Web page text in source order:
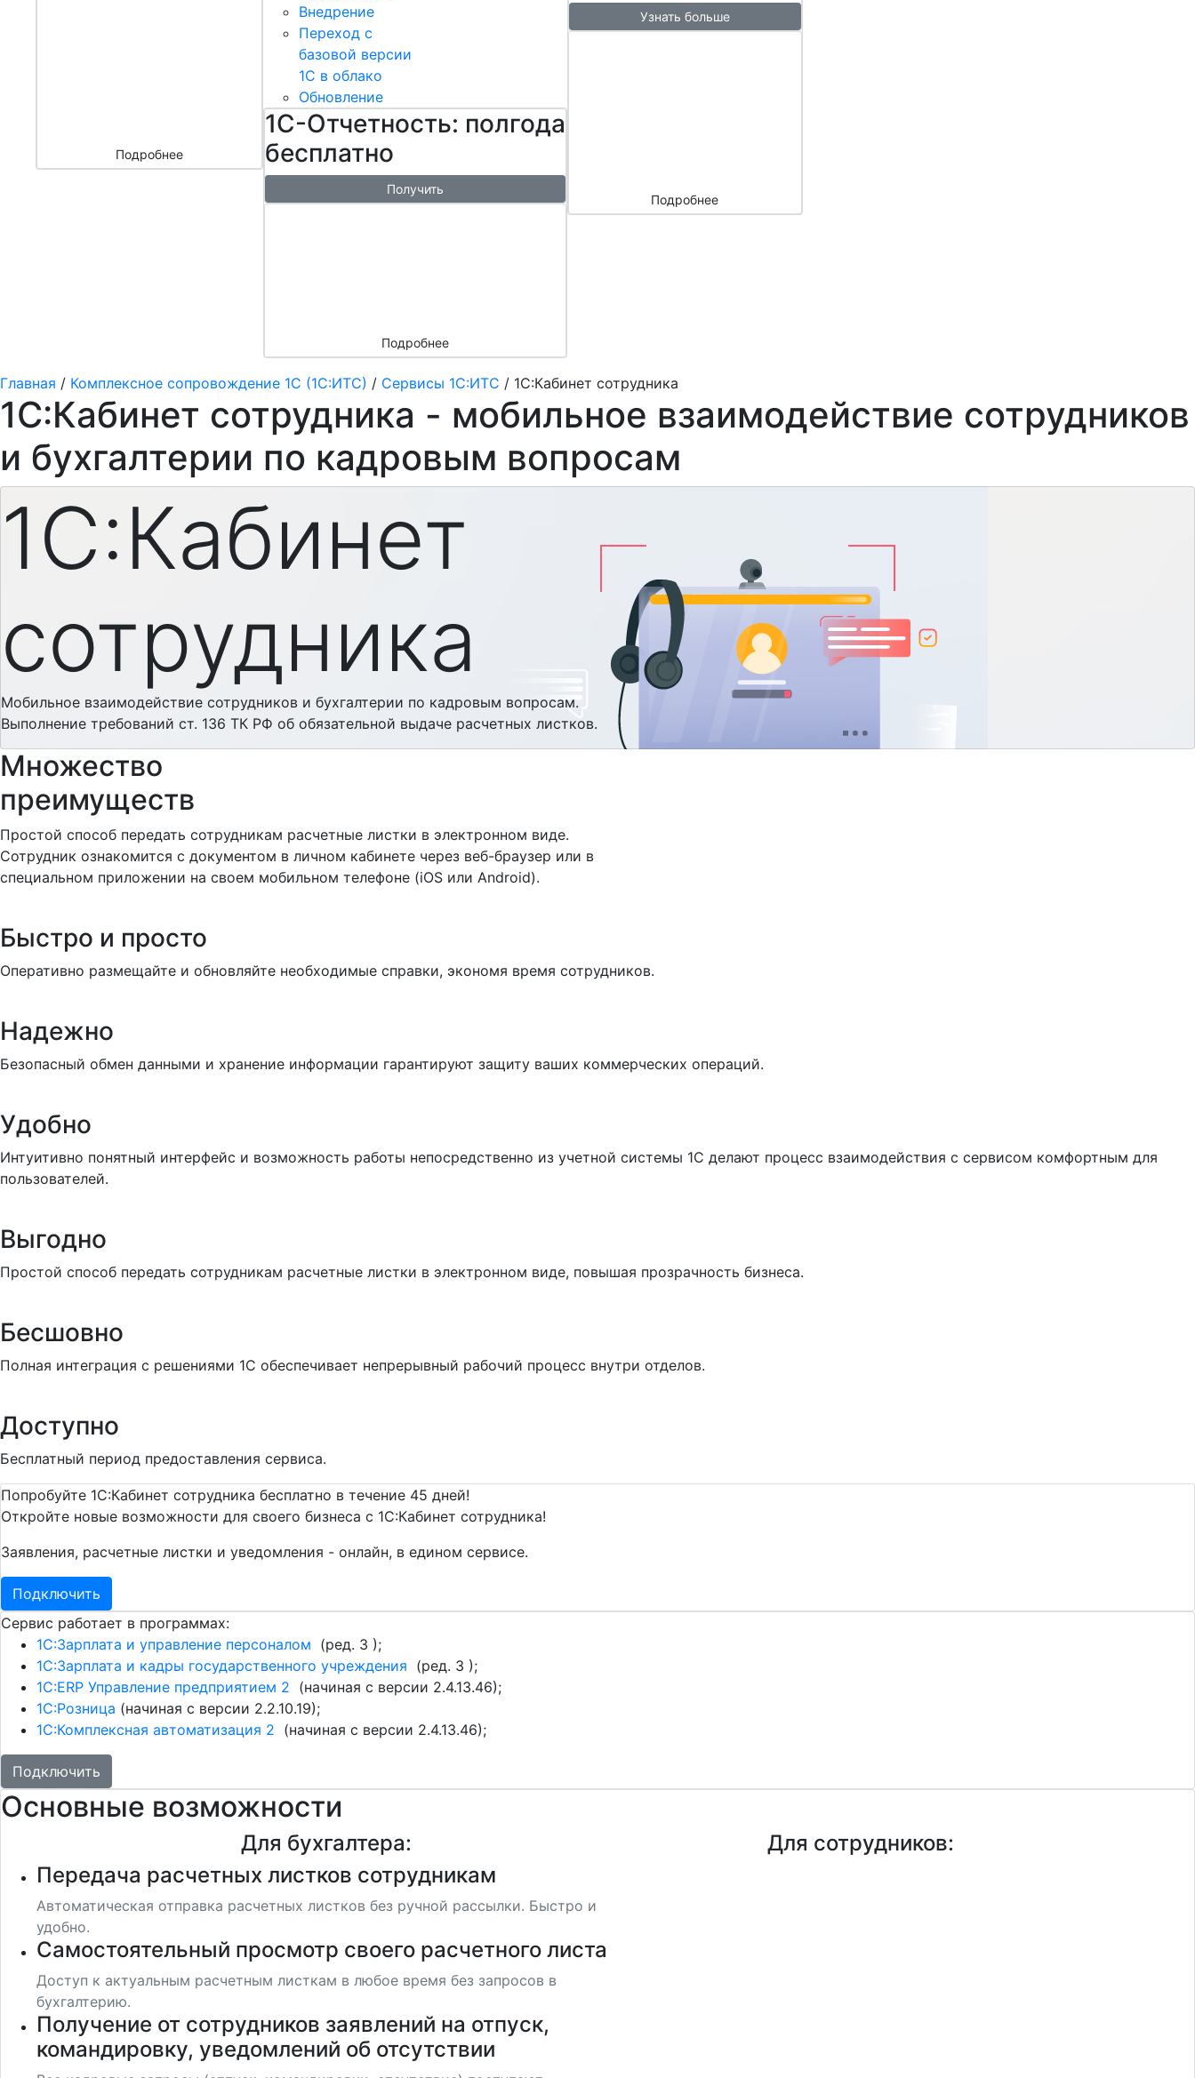
Подробнее
Внедрение
Переход с
базовой версии
1С в облако
Обновление
1С-Отчетность: полгода
бесплатно
Получить
Подробнее
Узнать больше
Подробнее
Главная / Комплексное сопровождение 1С (1С:ИТС) / Сервисы 1С:ИТС / 1С:Кабинет сотрудника
1С:Кабинет сотрудника - мобильное взаимодействие сотрудников
и бухгалтерии по кадровым вопросам
1С:Кабинет
сотрудника
Мобильное взаимодействие сотрудников и бухгалтерии по кадровым вопросам.
Выполнение требований ст. 136 ТК РФ об обязательной выдаче расчетных листков.
Множество
преимуществ
Простой способ передать сотрудникам расчетные листки в электронном виде.
Сотрудник ознакомится с документом в личном кабинете через веб-браузер или в
специальном приложении на своем мобильном телефоне (iOS или Android).
Быстро и просто
Оперативно размещайте и обновляйте необходимые справки, экономя время сотрудников.
Надежно
Безопасный обмен данными и хранение информации гарантируют защиту ваших коммерческих операций.
Удобно
Интуитивно понятный интерфейс и возможность работы непосредственно из учетной системы 1С делают процесс взаимодействия с сервисом комфортным для
пользователей.
Выгодно
Простой способ передать сотрудникам расчетные листки в электронном виде, повышая прозрачность бизнеса.
Бесшовно
Полная интеграция с решениями 1С обеспечивает непрерывный рабочий процесс внутри отделов.
Доступно
Бесплатный период предоставления сервиса.
Попробуйте 1С:Кабинет сотрудника бесплатно в течение 45 дней!
Откройте новые возможности для своего бизнеса с 1С:Кабинет сотрудника!
Заявления, расчетные листки и уведомления - онлайн, в едином сервисе.
Подключить
Сервис работает в программах:
1С:Зарплата и управление персоналом (ред. 3 );
1С:Зарплата и кадры государственного учреждения (ред. 3 );
1С:ERP Управление предприятием 2 (начиная с версии 2.4.13.46);
1С:Розница (начиная с версии 2.2.10.19);
1С:Комплексная автоматизация 2 (начиная с версии 2.4.13.46);
Подключить
Основные возможности
Для бухгалтера:
Для сотрудников:
Передача расчетных листков сотрудникам
Автоматическая отправка расчетных листков без ручной рассылки. Быстро и
удобно.
Самостоятельный просмотр своего расчетного листа
Доступ к актуальным расчетным листкам в любое время без запросов в
бухгалтерию.
Получение от сотрудников заявлений на отпуск,
командировку, уведомлений об отсутствии